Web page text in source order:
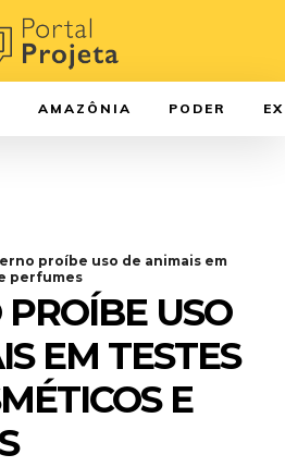
AMAZÔNIA PODER
proíbe uso de animais em
perfumes
USO
EM TESTES
E